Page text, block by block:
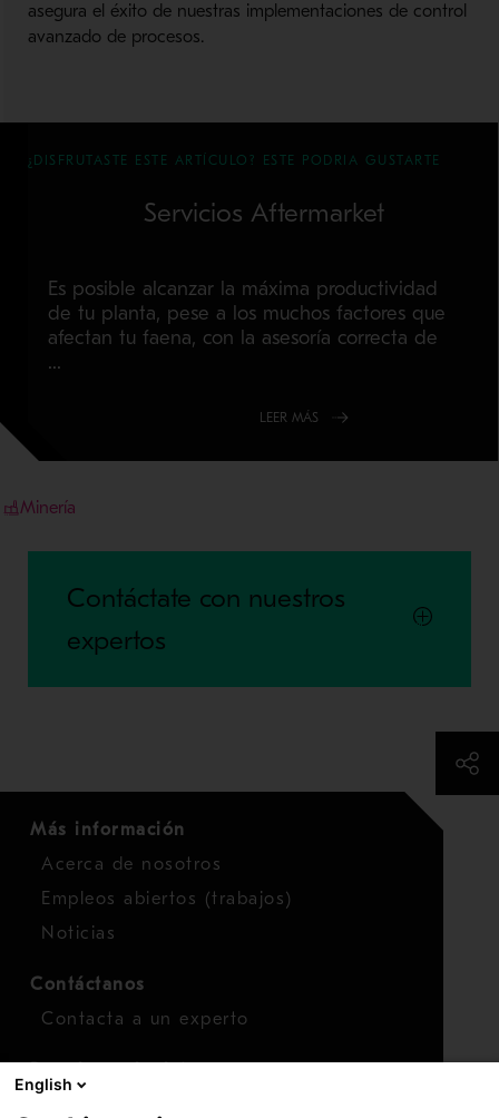
asegura el éxito de nuestras implementaciones de control
avanzado de procesos.
¿DISFRUTASTE ESTE ARTÍCULO? ESTE PODRIA GUSTARTE
Servicios Aftermarket
Es posible alcanzar la máxima productividad
de tu planta, pese a los muchos factores que
afectan tu faena, con la asesoría correcta de
...
LEER MÁS
Minería
Contáctate con nuestros
expertos
Más información
Acerca de nosotros
Empleos abiertos (trabajos)
Noticias
Contáctanos
Contacta a un experto
English